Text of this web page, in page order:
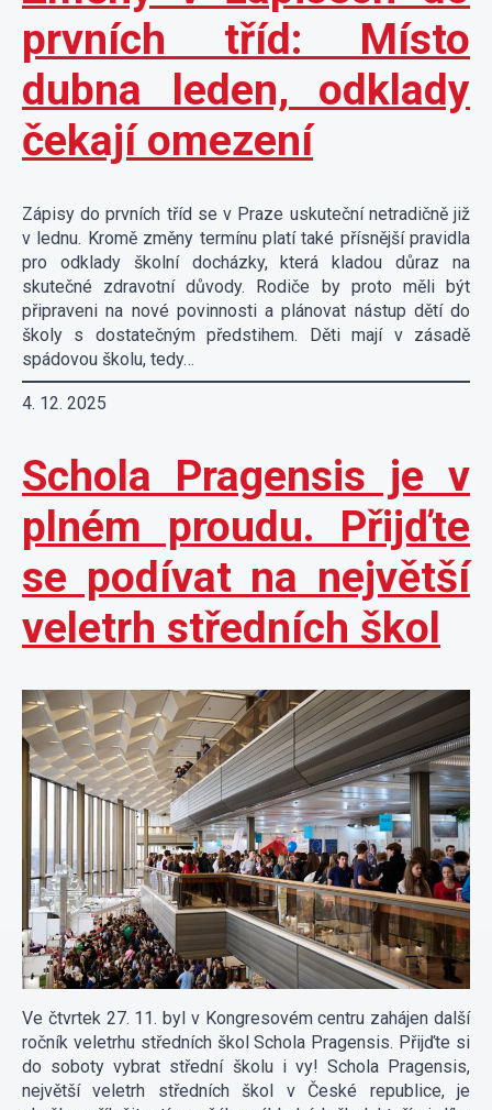
prvních tříd: Místo
dubna leden, odklady
čekají omezení
Zápisy do prvních tříd se v Praze uskuteční netradičně již
v lednu. Kromě změny termínu platí také přísnější pravidla
pro odklady školní docházky, která kladou důraz na
skutečné zdravotní důvody. Rodiče by proto měli být
připraveni na nové povinnosti a plánovat nástup dětí do
školy s dostatečným předstihem. Děti mají v zásadě
spádovou školu, tedy…
4. 12. 2025
Schola Pragensis je v
plném proudu. Přijďte
se podívat na největší
veletrh středních škol
Ve čtvrtek 27. 11. byl v Kongresovém centru zahájen další
ročník veletrhu středních škol Schola Pragensis. Přijďte si
do soboty vybrat střední školu i vy! Schola Pragensis,
největší veletrh středních škol v České republice, je